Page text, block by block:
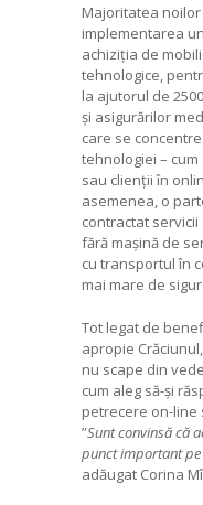
Majoritatea
implementarea
achiziția de
tehnologice,
la ajutorul de
și asigurărilor
care se
tehnologiei – cum
sau clienții în
asemenea, o
contractat
fără mașină de
cu transportul în
mai mare de
Tot legat de
apropie
nu scape din
cum aleg să-și
petrecere on-line
”Sunt convinsă că
punct important pe
adăugat Corina